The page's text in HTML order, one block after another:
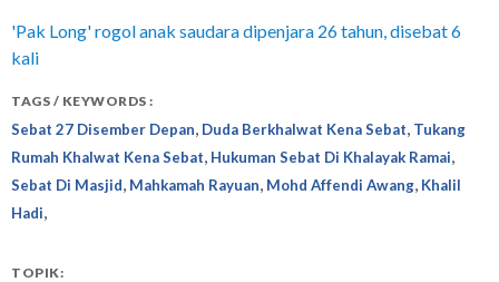
'Pak Long' rogol anak saudara dipenjara 26 tahun, disebat 6
kali
TAGS / KEYWORDS :
Sebat 27 Disember Depan Duda Berkhalwat Kena Sebat Tukang
Rumah Khalwat Kena Sebat Hukuman Sebat Di Khalayak Ramai
Sebat Di Masjid Mahkamah Rayuan Mohd Affendi Awang Khalil
Hadi
TOPIK: